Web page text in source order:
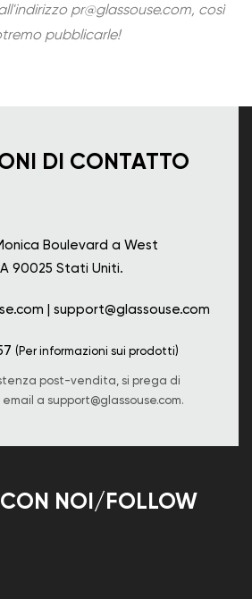
pr@glassouse.com, così
pubblicarle!
DI CONTATTO
Boulevard a West
90025 Stati Uniti.
| support@glassouse.com
(Per informazioni sui prodotti)
post-vendita, si prega di
a support@glassouse.com.
NOI/FOLLOW